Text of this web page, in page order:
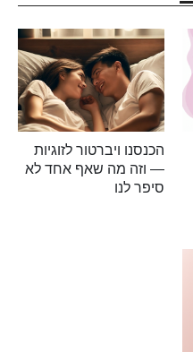
הכנסנו ויברטור לזוגיות
— וזה מה שאף אחד לא
סיפר לנו